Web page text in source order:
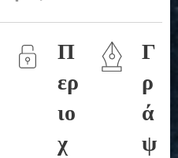
Π
ερ
ιο
χ
Γ
ρ
ά
ψ